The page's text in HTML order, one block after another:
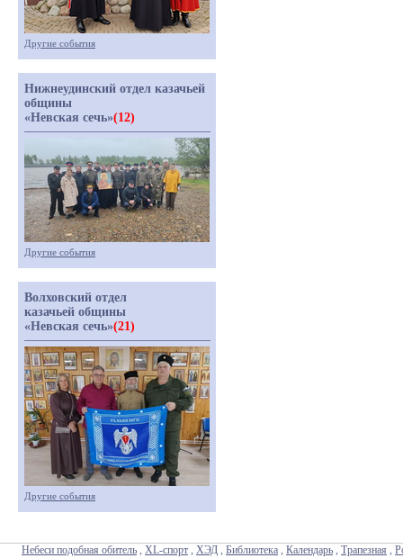
Другие события
Нижнеудинский отдел казачьей
общины
«Невская сечь»(12)
Другие события
Волховский отдел
казачьей общины
«Невская сечь»(21)
Другие события
Небеси подобная обитель , XL-спорт , ХЭД , Библиотека , Календарь , Трапезная ,